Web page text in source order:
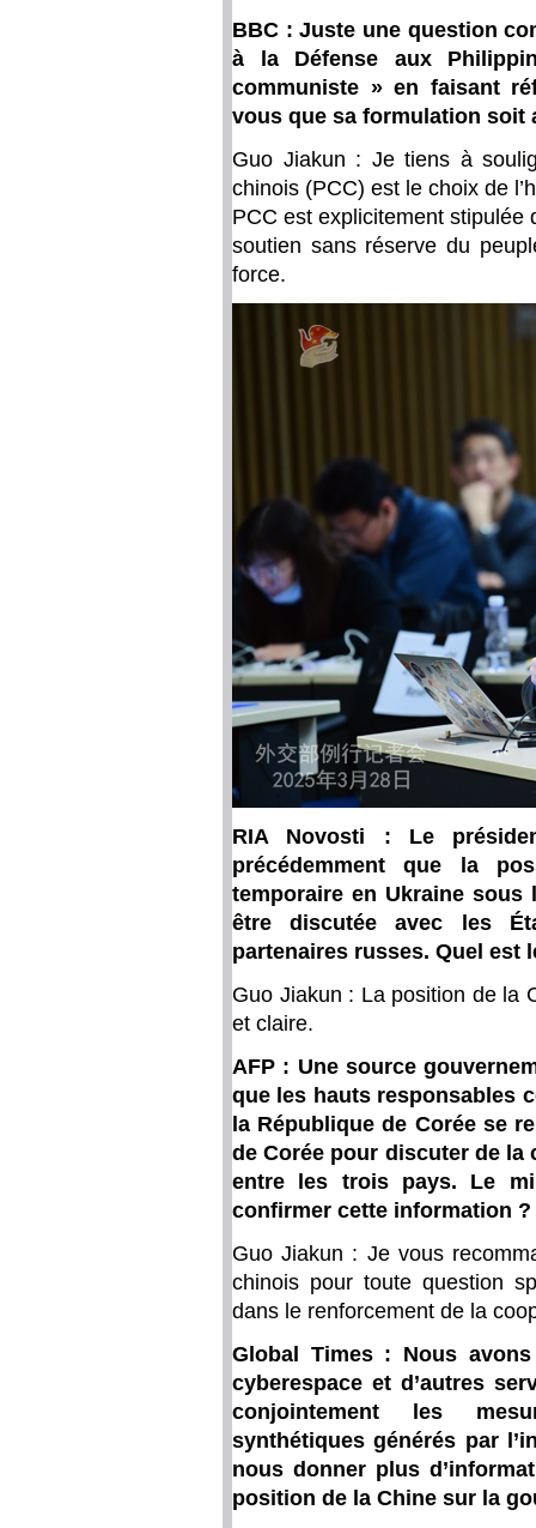
BBC : Juste une question
à la Défense aux
communiste » en faisant
vous que sa formulation soit
Guo Jiakun : Je tiens à
chinois (PCC) est le choix de
PCC est explicitement stipulée
soutien sans réserve du
force.
RIA Novosti : Le
précédemment que la
temporaire en Ukraine sous
être discutée avec les
partenaires russes. Quel est
Guo Jiakun : La position de la
et claire.
AFP : Une source
que les hauts responsables
la République de Corée se
de Corée pour discuter de
entre les trois pays. Le
confirmer cette information ?
Guo Jiakun : Je vous
chinois pour toute question
dans le renforcement de la
Global Times : Nous
cyberespace et d’autres
conjointement les
synthétiques générés par
nous donner plus
position de la Chine sur la